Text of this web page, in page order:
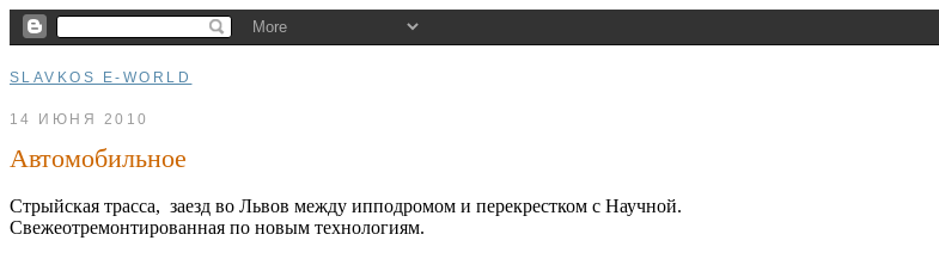
SLAVKOS E-WORLD
14 ИЮНЯ 2010
Автомобильное
Стрыйская трасса, заезд во Львов между ипподромом и перекрестком с Научной.
Свежеотремонтированная по новым технологиям.